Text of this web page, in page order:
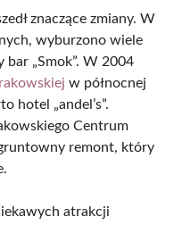
znaczące zmiany. W
wyburzono wiele
„Smok”. W 2004
w północnej
hotel „andel’s”.
Centrum
remont, który
atrakcji